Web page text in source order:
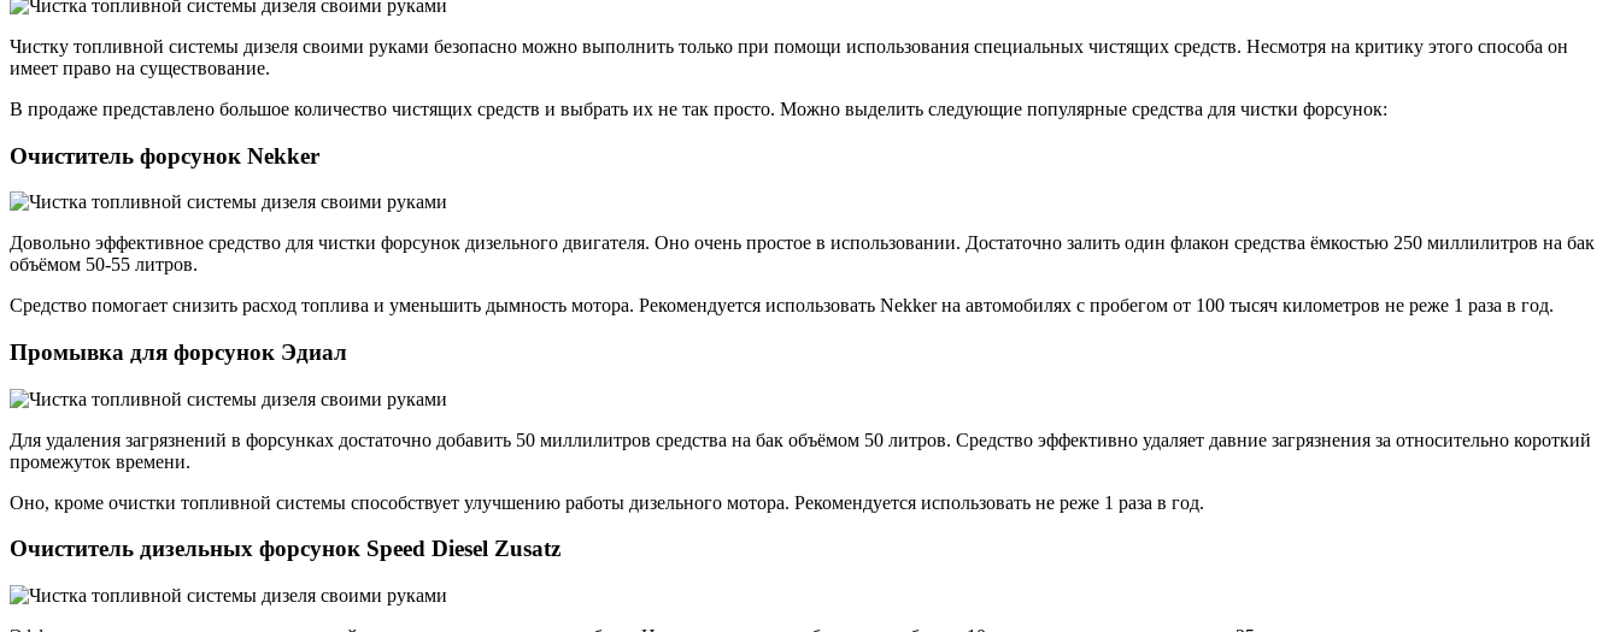
Чистку топливной системы дизеля своими руками безопасно можно выполнить только при помощи использования специальных чистящих средств. Несмотря на критику этого способа он
имеет право на существование.
В продаже представлено большое количество чистящих средств и выбрать их не так просто. Можно выделить следующие популярные средства для чистки форсунок:
Очиститель форсунок Nekker
Довольно эффективное средство для чистки форсунок дизельного двигателя. Оно очень простое в использовании. Достаточно залить один флакон средства ёмкостью 250 миллилитров на бак
объёмом 50-55 литров.
Средство помогает снизить расход топлива и уменьшить дымность мотора. Рекомендуется использовать Nekker на автомобилях с пробегом от 100 тысяч километров не реже 1 раза в год.
Промывка для форсунок Эдиал
Для удаления загрязнений в форсунках достаточно добавить 50 миллилитров средства на бак объёмом 50 литров. Средство эффективно удаляет давние загрязнения за относительно короткий
промежуток времени.
Оно, кроме очистки топливной системы способствует улучшению работы дизельного мотора. Рекомендуется использовать не реже 1 раза в год.
Очиститель дизельных форсунок Speed Diesel Zusatz